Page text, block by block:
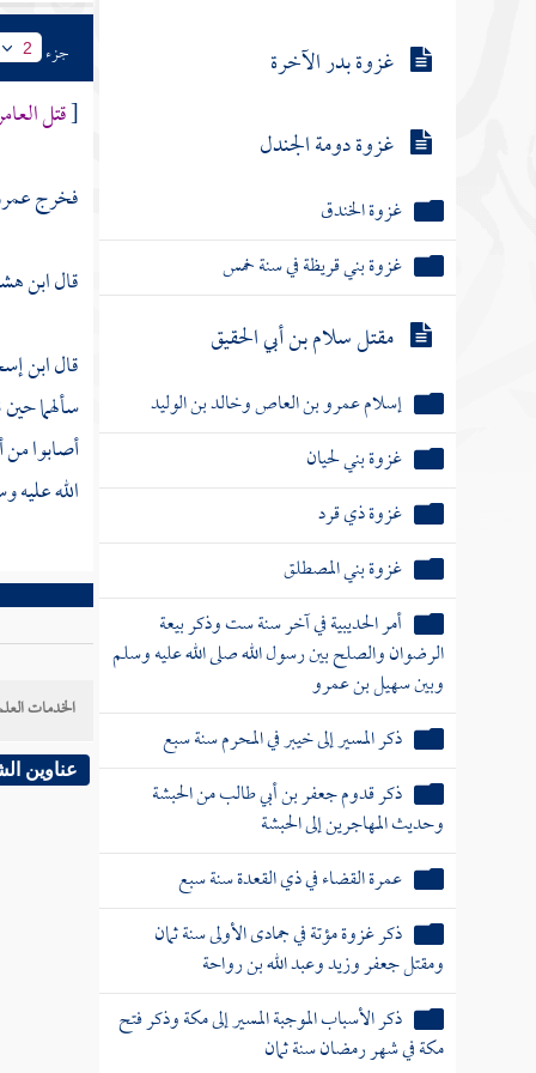
غزوة بدر الآخرة
غزوة دومة الجندل
غزوة الخندق
غزوة بني قريظة في سنة خمس
مقتل سلام بن أبي الحقيق
إسلام عمرو بن العاص وخالد بن الوليد
غزوة بني لحيان
غزوة ذي قرد
غزوة بني المصطلق
أمر الحديبية في آخر سنة ست وذكر بيعة
الرضوان والصلح بين رسول الله صلى الله عليه وسلم
وبين سهيل بن عمرو
ذكر المسير إلى خيبر في المحرم سنة سبع
ذكر قدوم جعفر بن أبي طالب من الحبشة
وحديث المهاجرين إلى الحبشة
عمرة القضاء في ذي القعدة سنة سبع
ذكر غزوة مؤتة في جمادى الأولى سنة ثمان
ومقتل جعفر وزيد وعبد الله بن رواحة
ذكر الأسباب الموجبة المسير إلى مكة وذكر فتح
مكة في شهر رمضان سنة ثمان
جزء 2
[قتل
فخرج
قالابن
قالابن
سألهما
أصابوا
الله عليه
الخدمات
عناوين